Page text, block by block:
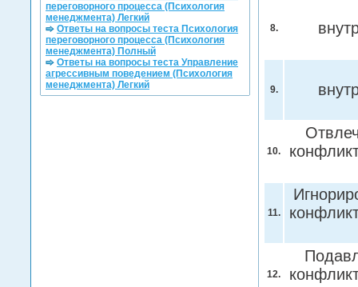
8.
9.
10.
11.
12.
переговорного процесса (Психология
менеджмента) Легкий
Ответы на вопросы теста Психология
переговорного процесса (Психология
менеджмента) Полный
Ответы на вопросы теста Управление
агрессивным поведением (Психология
менеджмента) Легкий